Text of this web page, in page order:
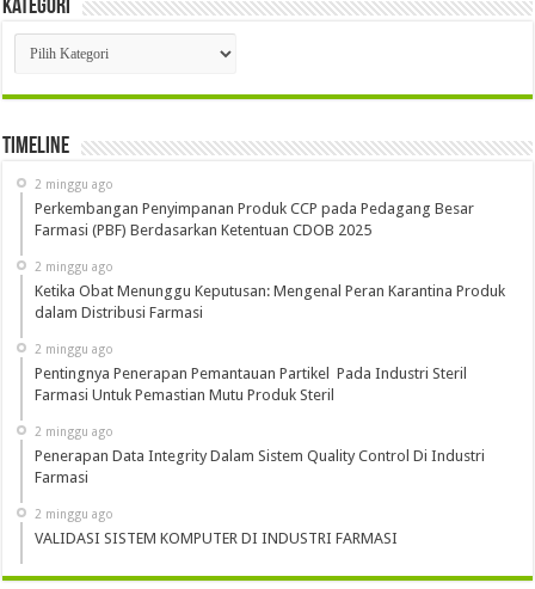
Kategori
Kategori
Timeline
2 minggu ago
Perkembangan Penyimpanan Produk CCP pada Pedagang Besar
Farmasi (PBF) Berdasarkan Ketentuan CDOB 2025
2 minggu ago
Ketika Obat Menunggu Keputusan: Mengenal Peran Karantina Produk
dalam Distribusi Farmasi
2 minggu ago
Pentingnya Penerapan Pemantauan Partikel Pada Industri Steril
Farmasi Untuk Pemastian Mutu Produk Steril
2 minggu ago
Penerapan Data Integrity Dalam Sistem Quality Control Di Industri
Farmasi
2 minggu ago
VALIDASI SISTEM KOMPUTER DI INDUSTRI FARMASI